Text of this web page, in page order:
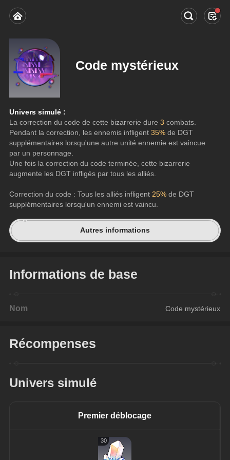
Code mystérieux
Univers simulé :
La correction du code de cette bizarrerie dure 3 combats.
Pendant la correction, les ennemis infligent 35% de DGT
supplémentaires lorsqu'une autre unité ennemie est vaincue
par un personnage.
Une fois la correction du code terminée, cette bizarrerie
augmente les DGT infligés par tous les alliés.
Correction du code : Tous les alliés infligent 25% de DGT
supplémentaires lorsqu'un ennemi est vaincu.
Autres informations
Informations de base
Nom Code mystérieux
Récompenses
Univers simulé
Premier déblocage
30